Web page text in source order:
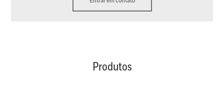
Produtos